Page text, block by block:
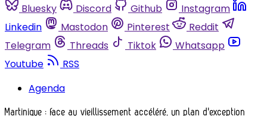
Bluesky
Discord Github
Instagram
Linkedin
Mastodon Pinterest
Reddit
Telegram
Threads Tiktok
Whatsapp
Youtube
RSS
Agenda
Martinique : face au vieillissement accéléré, un plan d'exception